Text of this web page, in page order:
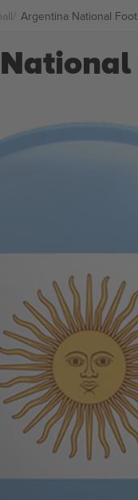
Argentina National